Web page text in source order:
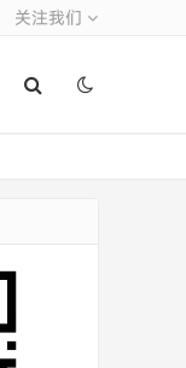
关注我们